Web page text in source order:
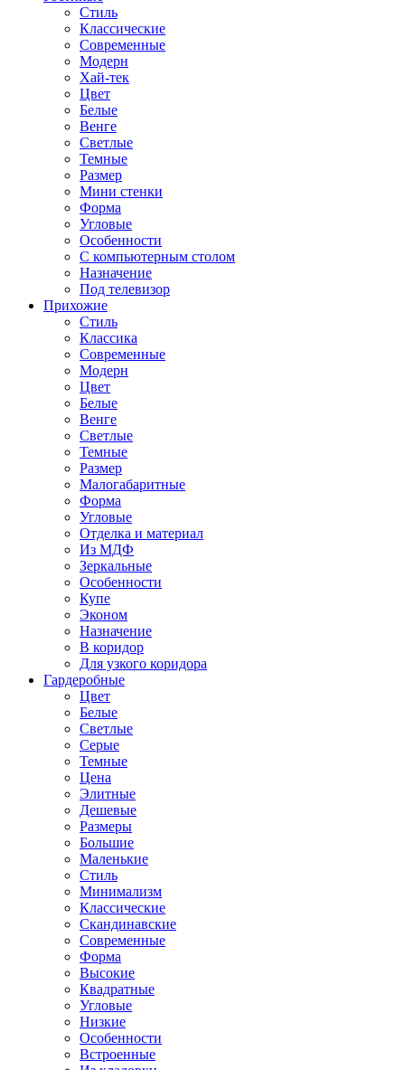
Стиль
Классические
Современные
Модерн
Хай-тек
Цвет
Белые
Венге
Светлые
Темные
Размер
Мини стенки
Форма
Угловые
Особенности
С компьютерным столом
Назначение
Под телевизор
Прихожие
Стиль
Классика
Современные
Модерн
Цвет
Белые
Венге
Светлые
Темные
Размер
Малогабаритные
Форма
Угловые
Отделка и материал
Из МДФ
Зеркальные
Особенности
Купе
Эконом
Назначение
В коридор
Для узкого коридора
Гардеробные
Цвет
Белые
Светлые
Серые
Темные
Цена
Элитные
Дешевые
Размеры
Большие
Маленькие
Стиль
Минимализм
Классические
Скандинавские
Современные
Форма
Высокие
Квадратные
Угловые
Низкие
Особенности
Встроенные